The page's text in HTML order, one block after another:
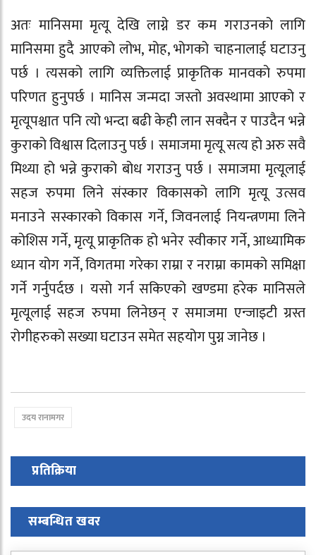
अतः मानिसमा मृत्यू देखि लाग्ने डर कम गराउनको लागि
मानिसमा हुदै आएको लोभ, मोह, भोगको चाहनालाई घटाउनु
पर्छ । त्यसको लागि व्यक्तिलाई प्राकृतिक मानवको रुपमा
परिणत हुनुपर्छ । मानिस जन्मदा जस्तो अवस्थामा आएको र
मृत्यूपश्चात पनि त्यो भन्दा बढी केही लान सक्दैन र पाउदैन भन्ने
कुराको विश्वास दिलाउनु पर्छ । समाजमा मृत्यू सत्य हो अरु सवै
मिथ्या हो भन्ने कुराको बोध गराउनु पर्छ । समाजमा मृत्यूलाई
सहज रुपमा लिने संस्कार विकासको लागि मृत्यू उत्सव
मनाउने सस्कारको विकास गर्ने, जिवनलाई नियन्त्रणमा लिने
कोशिस गर्ने, मृत्यू प्राकृतिक हो भनेर स्वीकार गर्ने, आध्यामिक
ध्यान योग गर्ने, विगतमा गरेका राम्रा र नराम्रा कामको समिक्षा
गर्ने गर्नुपर्दछ । यसो गर्न सकिएको खण्डमा हरेक मानिसले
मृत्यूलाई सहज रुपमा लिनेछन् र समाजमा एन्जाइटी ग्रस्त
रोगीहरुको सख्या घटाउन समेत सहयोग पुग्न जानेछ ।
उदय रानामगर
प्रतिक्रिया
सम्बन्धित खवर